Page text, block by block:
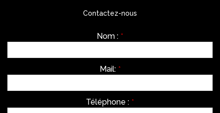
Contactez-nous
Nom : *
Mail: *
Téléphone : *